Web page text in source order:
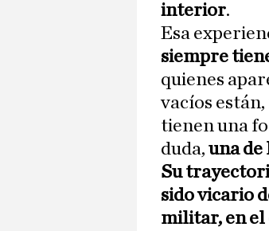
interior.
Esa
siempre
quienes
vacíos
tienen una
duda, una de
Su
sido vicario
militar, en el